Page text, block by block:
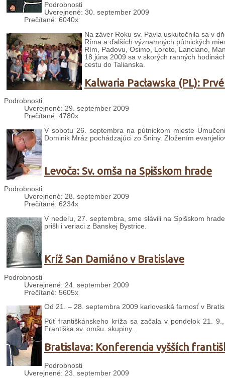
Podrobnosti
Uverejnené: 30. september 2009
Prečítané: 6040x
Na záver Roku sv. Pavla uskutočnila sa v
Ríma a ďalších významných pútnických
Rím, Padovu, Osimo, Loreto, Lanciano,
18.júna 2009 sa v skorých ranných
cestu do Talianska.
Kalwaria Pacławska (PL):
Podrobnosti
Uverejnené: 29. september 2009
Prečítané: 4780x
V sobotu 26. septembra na pútnickom mieste
Dominik Mráz pochádzajúci zo Sniny. Zložením
Levoča: Sv. omša na Spišskom hrade
Podrobnosti
Uverejnené: 28. september 2009
Prečítané: 6234x
V nedeľu, 27. septembra, sme slávili na Spišskom
prišli i veriaci z Banskej Bystrice.
Kríž San Damiáno v Bratislave
Podrobnosti
Uverejnené: 24. september 2009
Prečítané: 5605x
Od 21. – 28. septembra 2009 karloveská farnosť v
Púť františkánskeho kríža sa začala v pondelok 21.
Františka sv. omšu. skupiny.
Bratislava: Konferencia vyšších
Podrobnosti
Uverejnené: 23. september 2009